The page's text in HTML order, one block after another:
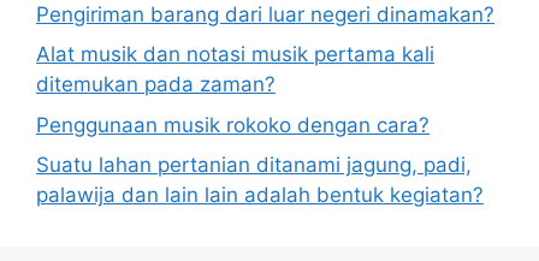
Pengiriman barang dari luar negeri dinamakan?
Alat musik dan notasi musik pertama kali
ditemukan pada zaman?
Penggunaan musik rokoko dengan cara?
Suatu lahan pertanian ditanami jagung, padi,
palawija dan lain lain adalah bentuk kegiatan?